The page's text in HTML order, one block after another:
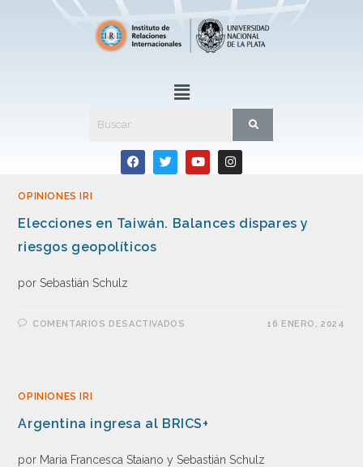
OPINIONES IRI
Elecciones en Taiwán. Balances dispares y
riesgos geopolíticos
por Sebastián Schulz
COMENTARIOS DESACTIVADOS 16 ENERO, 2024
OPINIONES IRI
Argentina ingresa al BRICS+
por Maria Francesca Staiano y Sebastián Schulz